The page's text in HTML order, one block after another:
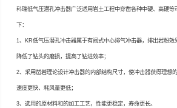
科瑞低气压潜孔冲击器广泛适用岩土工程中穿凿各种中硬、高硬等
下：
1、 KR低气压潜孔冲击器属于有阀式中心排气冲击器，排出岩粉效
降低了钻头的磨损，提高了钻进效率；
2、采用凿岩理论设计冲击器的内部结构尺寸，使冲击器获得理想
速度更快、耗风量更低；
3、选用的原材料和的加工工艺，性能更稳定，寿命更长。